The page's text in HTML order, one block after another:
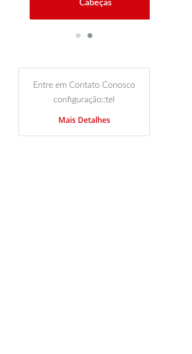
Cabeças
Entre em Contato Conosco
configuração::tel
Mais Detalhes